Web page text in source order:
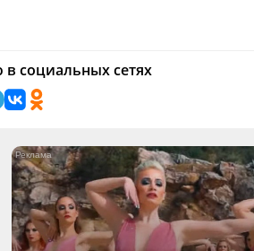
социальных сетях